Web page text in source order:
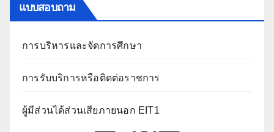
แบบสอบถาม
การบริหารและจัดการศึกษา
การรับบริการหรือติดต่อราชการ
ผู้มีส่วนได้ส่วนเสียภายนอก EIT1